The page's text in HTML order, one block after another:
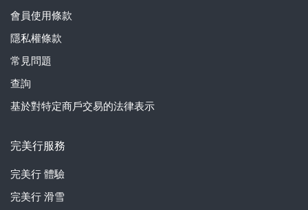
會員使用條款
隱私權條款
常見問題
查詢
基於對特定商戶交易的法律表示
完美行服務
完美行體驗
完美行滑雪